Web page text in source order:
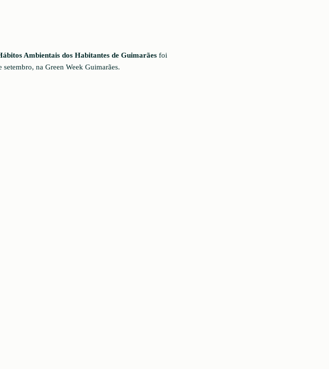
Ambientais dos Habitantes de Guimarães foi
na Green Week Guimarães.